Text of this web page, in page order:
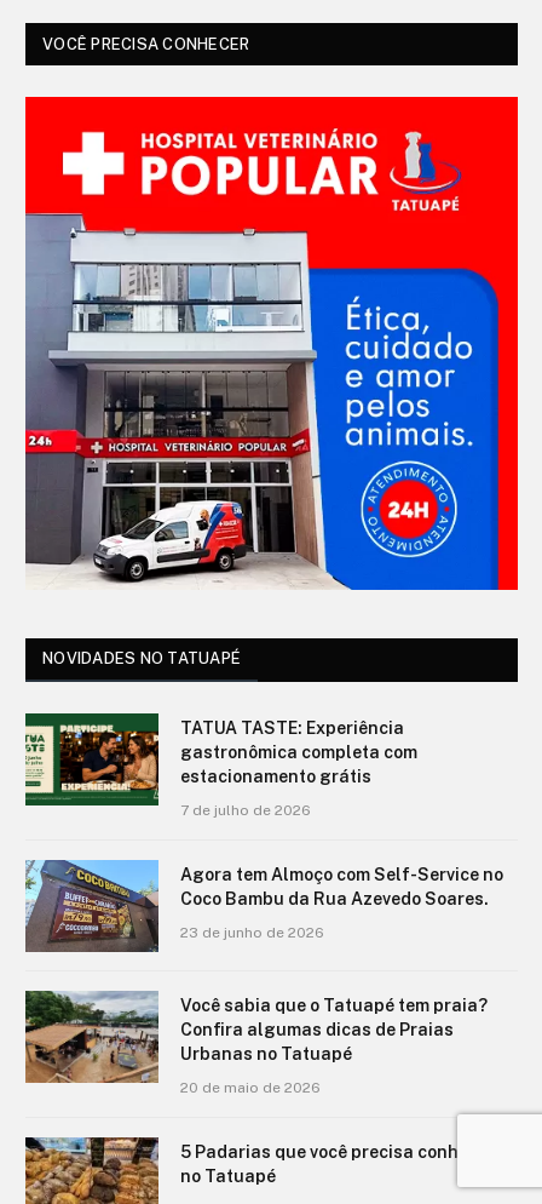
VOCÊ PRECISA CONHECER
NOVIDADES NO TATUAPÉ
TATUA TASTE: Experiência
gastronômica completa com
estacionamento grátis
7 de julho de 2026
Agora tem Almoço com Self-Service no
Coco Bambu da Rua Azevedo Soares.
23 de junho de 2026
Você sabia que o Tatuapé tem praia?
Confira algumas dicas de Praias
Urbanas no Tatuapé
20 de maio de 2026
5 Padarias que você precisa conhecer
no Tatuapé